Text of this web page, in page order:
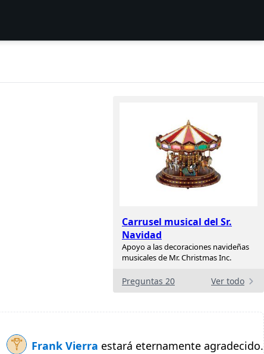
Carrusel musical del Sr.
Navidad
Apoyo a las decoraciones navideñas
musicales de Mr. Christmas Inc.
Preguntas 20 Ver todo
Frank Vierra estará eternamente agradecido.